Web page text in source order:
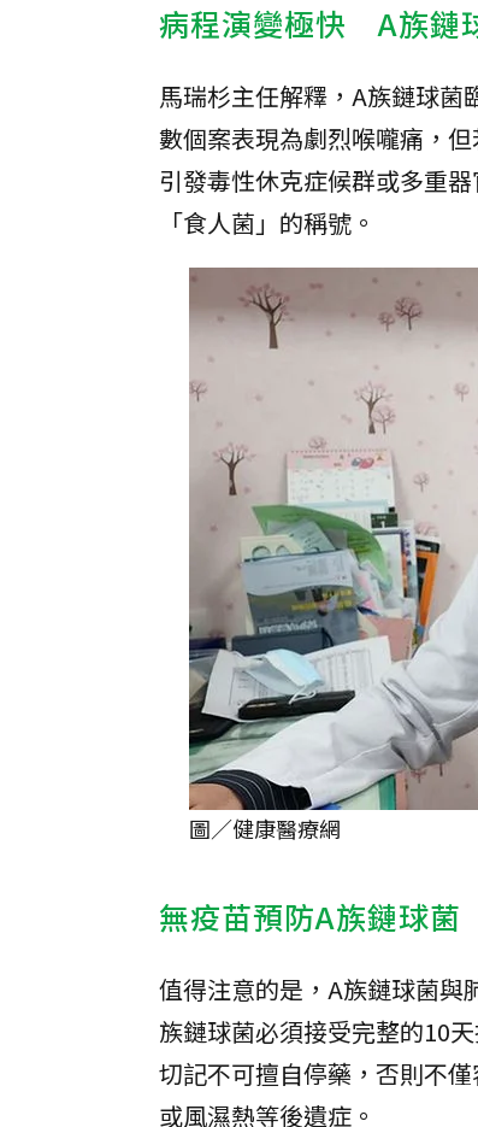
病程演變極快 A族鏈
馬瑞杉主任解釋，A族鏈球菌
數個案表現為劇烈喉嚨痛，
引發毒性休克症候群或多重
「食人菌」的稱號。
圖／健康醫療網
無疫苗預防A族鏈球
值得注意的是，A族鏈球菌與
族鏈球菌必須接受完整的10
切記不可擅自停藥，否則不
或風濕熱等後遺症。